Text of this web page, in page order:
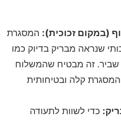
(במקום זכוכית): המסגרת
שנראה מבריק בדיוק כמו
שביר. זה מבטיח שהמשלוח
קלה ובטיחותית
כדי לשוות לתעודה